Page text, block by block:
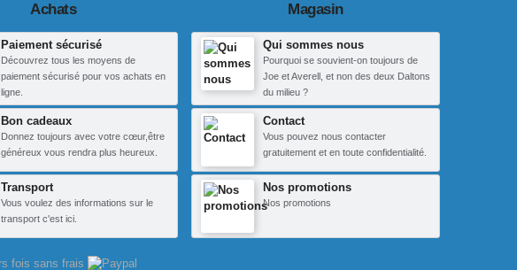
Achats
Paiement sécurisé
Découvrez tous les moyens de
paiement sécurisé pour vos achats en
ligne.
Bon cadeaux
Donnez toujours avec votre cœur,être
généreux vous rendra plus heureux.
Transport
Vous voulez des informations sur le
transport c'est ici.
Magasin
Qui sommes nous
Pourquoi se souvient-on toujours de
Joe et Averell, et non des deux Daltons
du milieu ?
Contact
Vous pouvez nous contacter
gratuitement et en toute confidentialité.
Nos promotions
Nos promotions